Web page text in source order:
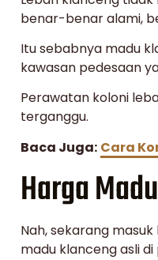
benar-benar alami,
Itu sebabnya madu
kawasan pedesaan
Perawatan koloni
terganggu.
Baca Juga: Cara
Harga
Nah, sekarang
madu klanceng asli